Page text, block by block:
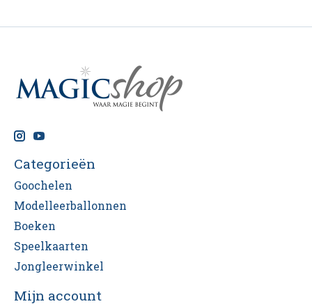
Categorieën
Goochelen
Modelleerballonnen
Boeken
Speelkaarten
Jongleerwinkel
Mijn account